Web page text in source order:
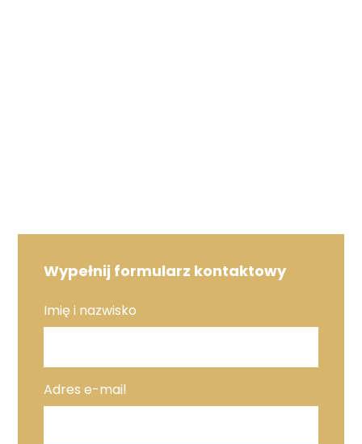
Wypełnij formularz kontaktowy
Imię i nazwisko
Adres e-mail